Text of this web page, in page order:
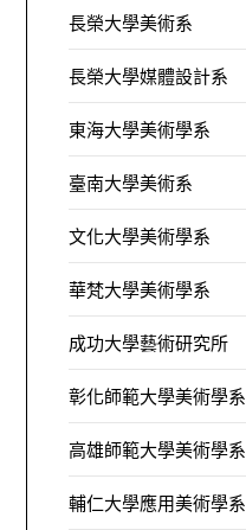
長榮大學美術系
長榮大學媒體設計系
東海大學美術學系
臺南大學美術系
文化大學美術學系
華梵大學美術學系
成功大學藝術研究所
彰化師範大學美術學系
高雄師範大學美術學系
輔仁大學應用美術學系